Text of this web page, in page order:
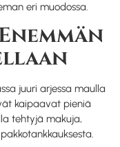
eri muodossa.
juuri arjessa maulla
kaipaavat pieniä
tehtyjä makuja,